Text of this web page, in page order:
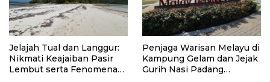
Jelajah Tual dan Langgur:
Nikmati Keajaiban Pasir
Lembut serta Fenomena
Penjaga Warisan Melayu di
Kampung Gelam dan Jejak
Gurih Nasi Padang